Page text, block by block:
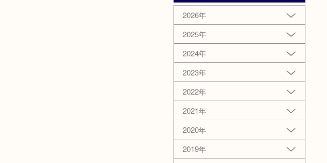
2026年
2025年
2024年
2023年
2022年
2021年
2020年
2019年